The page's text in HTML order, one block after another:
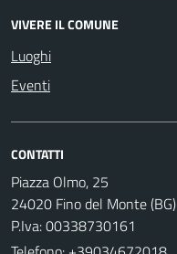
VIVERE IL COMUNE
Luoghi
Eventi
CONTATTI
Piazza Olmo, 25
24020 Fino del Monte (BG)
P.Iva: 00338730161